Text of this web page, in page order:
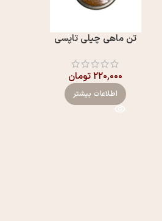
تن ماهی چیلی تاپسی
۲۲۰,۰۰۰تومان
اطلاعات بیشتر